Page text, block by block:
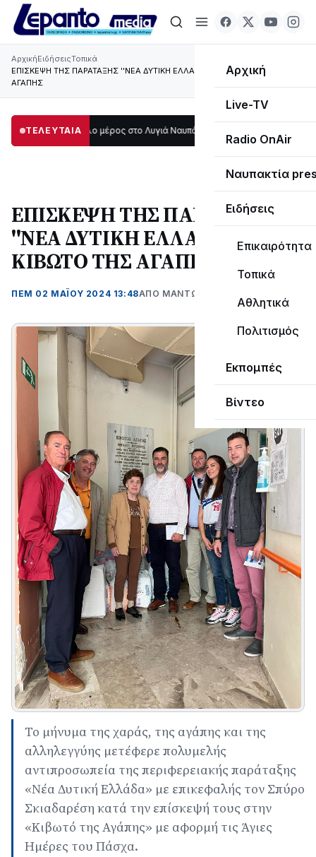
Αρχική
Live-TV
Radio OnAir
Ναυπακτία
Ειδήσεις
Επικαιρότητα
Τοπικά
Αθλητικά
Πολιτισμός
Εκπομπές
Βίντεο
ΑρχικήΕιδήσειςΤοπικά
ΕΠΙΣΚΕΨΗ ΤΗΣ ΠΑΡΑΤΑΞΗΣ ''ΝΕΑ ΔΥΤΙΚΗ ΕΛΛΑΔΑ'' ΣΤΗΝ ΚΙΒΩΤΟ ΤΗΣ
ΑΓΑΠΗΣ
ΤΕΛΕΥΤΑΙΑ
μεγάλο μέρος στο Λυγιά Ναυπάκτου12:08
ΕΠΙΣΚΕΨΗ ΤΗΣ ΠΑΡΑΤΑΞΗΣ
''ΝΕΑ ΔΥΤΙΚΗ ΕΛΛΑΔΑ'' ΣΤΗΝ
ΚΙΒΩΤΟ ΤΗΣ ΑΓΑΠΗΣ
ΠΕΜ 02 ΜΑΪΟΥ 2024 13:48ΑΠΌ ΜΑΝΤΩ ΚΑΠΕΝΤΖΩΝΗ
Το μήνυμα της χαράς, της αγάπης και της
αλληλεγγύης μετέφερε πολυμελής
αντιπροσωπεία της περιφερειακής παράταξης
«Νέα Δυτική Ελλάδα» με επικεφαλής τον Σπύρο
Σκιαδαρέση κατά την επίσκεψή τους στην
«Κιβωτό της Αγάπης» με αφορμή τις Άγιες
Ημέρες του Πάσχα.